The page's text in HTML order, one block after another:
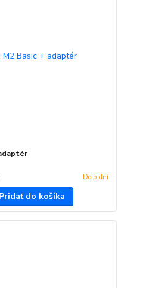
Do 5 dní
Pridať do košíka